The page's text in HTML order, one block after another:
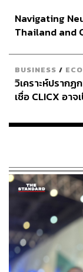
Navigating
Thailand and
BUSINESS /
วิเคราะห์ปราก
เชื่อ CLICX อา
เรือนไทยที่ถูกซุก